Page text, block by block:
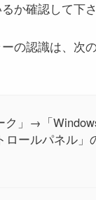
か確認して下さ
の認識は、次
ク」→「
ールパネル」